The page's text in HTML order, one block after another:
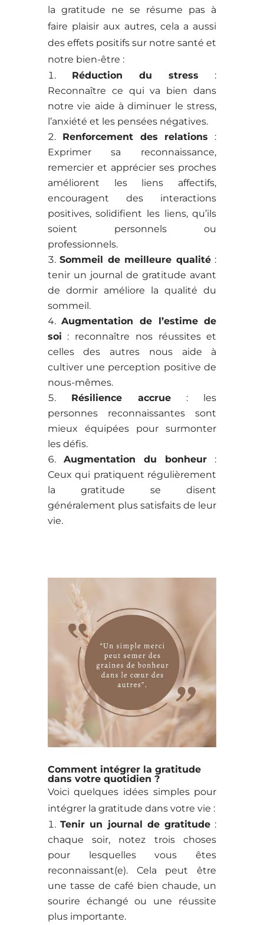
la gratitude ne se résume pas à
faire plaisir aux autres, cela a aussi
des effets positifs sur notre santé et
notre bien-être :
Réduction du stress :
Reconnaître ce qui va bien dans
notre vie aide à diminuer le stress,
l’anxiété et les pensées négatives.
Renforcement des relations :
Exprimer sa reconnaissance,
remercier et apprécier ses proches
améliorent les liens affectifs,
encouragent des interactions
positives, solidifient les liens, qu’ils
soient personnels ou
professionnels.
Sommeil de meilleure qualité:
tenir un journal de gratitude avant
de dormir améliore la qualité du
sommeil.
Augmentation de l’estime de
soi : reconnaître nos réussites et
celles des autres nous aide à
cultiver une perception positive de
nous-mêmes.
Résilience accrue : les
personnes reconnaissantes sont
mieux équipées pour surmonter
les défis.
Augmentation du bonheur :
Ceux qui pratiquent régulièrement
la gratitude se disent
généralement plus satisfaits de leur
vie.
Comment intégrer la gratitude
dans votre quotidien ?
Voici quelques idées simples pour
intégrer la gratitude dans votre vie :
Tenir un journal de gratitude :
chaque soir, notez trois choses
pour lesquelles vous êtes
reconnaissant(e). Cela peut être
une tasse de café bien chaude, un
sourire échangé ou une réussite
plus importante.